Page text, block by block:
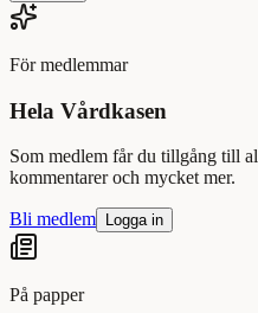
För medlemmar
Hela Vårdkasen
Som medlem får du tillgång till
kommentarer och mycket mer.
Bli medlem Logga in
På papper